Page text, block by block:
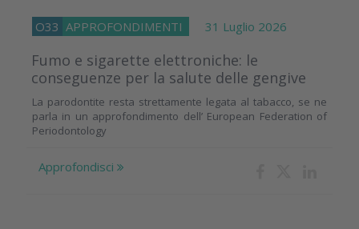
O33 APPROFONDIMENTI 31 Luglio 2026
Fumo e sigarette elettroniche: le
conseguenze per la salute delle gengive
La parodontite resta strettamente legata al tabacco, se ne
parla in un approfondimento dell’ European Federation of
Periodontology
Approfondisci